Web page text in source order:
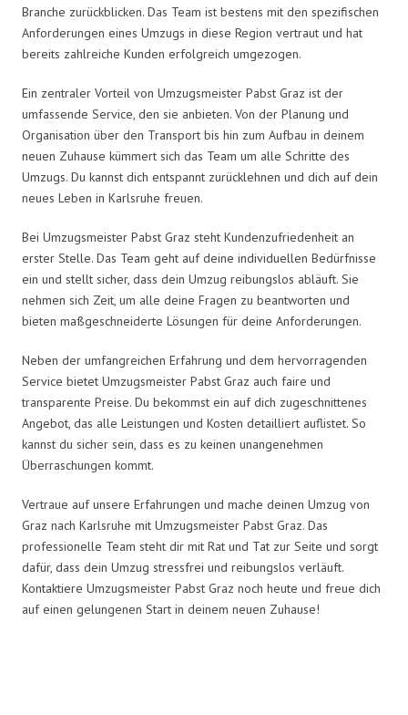
Branche zurückblicken. Das Team ist bestens mit den spezifischen
Anforderungen eines Umzugs in diese Region vertraut und hat
bereits zahlreiche Kunden erfolgreich umgezogen.
Ein zentraler Vorteil von Umzugsmeister Pabst Graz ist der
umfassende Service, den sie anbieten. Von der Planung und
Organisation über den Transport bis hin zum Aufbau in deinem
neuen Zuhause kümmert sich das Team um alle Schritte des
Umzugs. Du kannst dich entspannt zurücklehnen und dich auf dein
neues Leben in Karlsruhe freuen.
Bei Umzugsmeister Pabst Graz steht Kundenzufriedenheit an
erster Stelle. Das Team geht auf deine individuellen Bedürfnisse
ein und stellt sicher, dass dein Umzug reibungslos abläuft. Sie
nehmen sich Zeit, um alle deine Fragen zu beantworten und
bieten maßgeschneiderte Lösungen für deine Anforderungen.
Neben der umfangreichen Erfahrung und dem hervorragenden
Service bietet Umzugsmeister Pabst Graz auch faire und
transparente Preise. Du bekommst ein auf dich zugeschnittenes
Angebot, das alle Leistungen und Kosten detailliert auflistet. So
kannst du sicher sein, dass es zu keinen unangenehmen
Überraschungen kommt.
Vertraue auf unsere Erfahrungen und mache deinen Umzug von
Graz nach Karlsruhe mit Umzugsmeister Pabst Graz. Das
professionelle Team steht dir mit Rat und Tat zur Seite und sorgt
dafür, dass dein Umzug stressfrei und reibungslos verläuft.
Kontaktiere Umzugsmeister Pabst Graz noch heute und freue dich
auf einen gelungenen Start in deinem neuen Zuhause!